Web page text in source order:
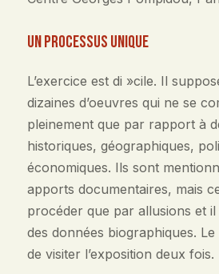
Un processus unique
L’exercice est di »cile. Il
dizaines d’oeuvres qui ne se
pleinement que par rapport à
historiques, géographiques,
économiques. Ils sont
apports documentaires, mais
procéder que par allusions et il
des données biographiques.
de visiter l’exposition deux fois.